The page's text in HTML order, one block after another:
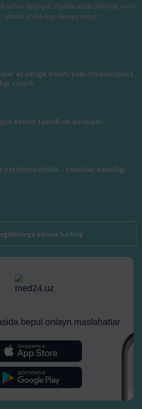
uchun qo'yilgan. Agarda sizda jiddiyroq savol
albatta shifokorga murojat eting!
et ichiga o'sishi yoki Onixokriptoz
tasnifi
ketish tasnifi va davolash
yetishmovchilik - tomirlar kasalligi
obuna bo'ling
bepul onlayn maslahatlar